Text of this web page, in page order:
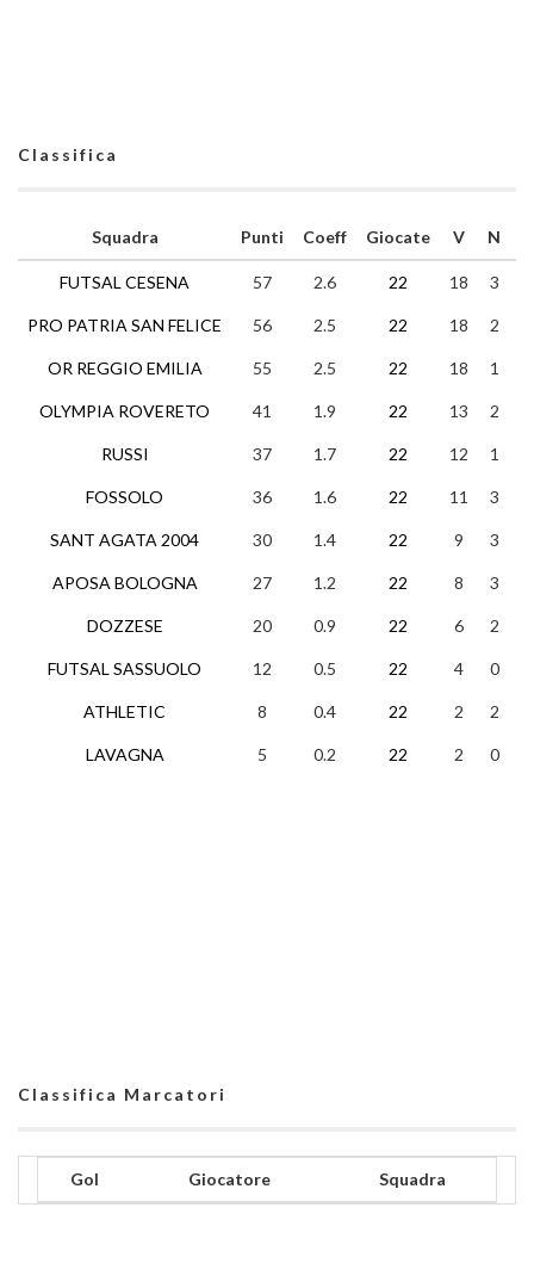
Classifica
Squadra
FUTSAL CESENA
PRO PATRIA SAN FELICE
OR REGGIO EMILIA
OLYMPIA ROVERETO
RUSSI
FOSSOLO
SANT AGATA 2004
APOSA BOLOGNA
DOZZESE
FUTSAL SASSUOLO
ATHLETIC
LAVAGNA
Punti Coeff Giocate V N
57 2.6 22 18 3
56 2.5 22 18 2
55 2.5 22 18 1
41 1.9 22 13 2
37 1.7 22 12 1
36 1.6 22 11 3
30 1.4 22 9 3
27 1.2 22 8 3
20 0.9 22 6 2
12 0.5 22 4 0
8 0.4 22 2 2
5 0.2 22 2 0
Classifica Marcatori
Gol Giocatore Squadra